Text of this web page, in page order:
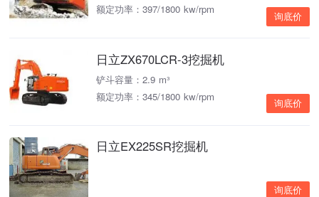
额定功率：397/1800 kw/rpm
询底价
日立ZX670LCR-3挖掘机
铲斗容量：2.9 m³
额定功率：345/1800 kw/rpm
询底价
日立EX225SR挖掘机
询底价